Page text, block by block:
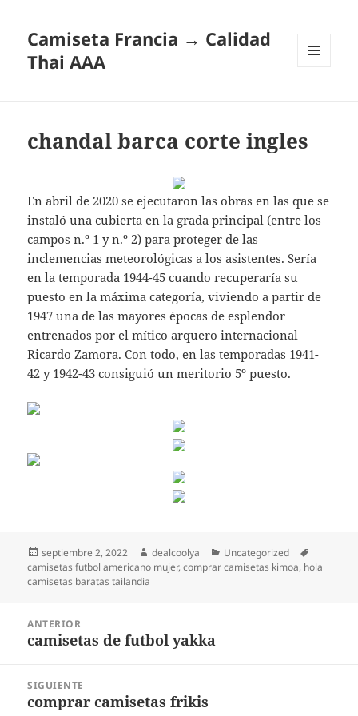
Camiseta Francia → Calidad
Thai AAA
chandal barca corte ingles
En abril de 2020 se ejecutaron las obras en las que se
instaló una cubierta en la grada principal (entre los
campos n.º 1 y n.º 2) para proteger de las
inclemencias meteorológicas a los asistentes. Sería
en la temporada 1944-45 cuando recuperaría su
puesto en la máxima categoría, viviendo a partir de
1947 una de las mayores épocas de esplendor
entrenados por el mítico arquero internacional
Ricardo Zamora. Con todo, en las temporadas 1941-
42 y 1942-43 consiguió un meritorio 5º puesto.
Publicado
el
septiembre 2, 2022 Autor
dealcoolya Categorías
Uncategorized
camisetas futbol americano mujer,comprar camisetas kimoa, hola
camisetas baratas tailandia
entradas
ANTERIOR
Entrada
camisetas de futbol yakka
SIGUIENTE
Entrada
comprar camisetas frikis